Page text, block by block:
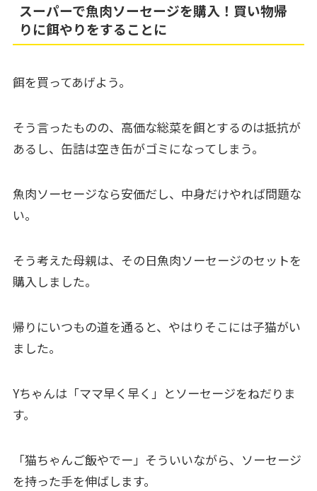
スーパーで魚肉ソーセージを購入！買い物帰
りに餌やりをすることに
餌を買ってあげよう。
そう言ったものの、高価な総菜を餌とするのは抵抗が
あるし、缶詰は空き缶がゴミになってしまう。
魚肉ソーセージなら安価だし、中身だけやれば問題な
い。
そう考えた母親は、その日魚肉ソーセージのセットを
購入しました。
帰りにいつもの道を通ると、やはりそこには子猫がい
ました。
Yちゃんは「ママ早く早く」とソーセージをねだりま
す。
「猫ちゃんご飯やでー」そういいながら、ソーセージ
を持った手を伸ばします。